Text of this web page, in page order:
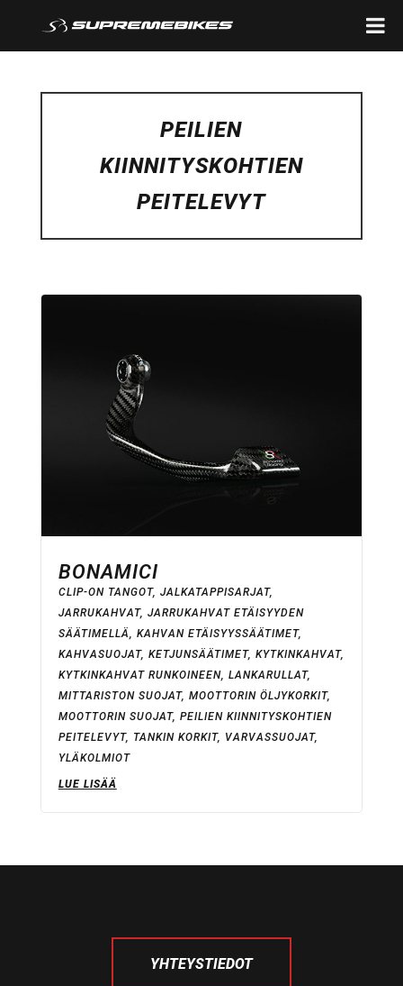
PEILIEN
KIINNITYSKOHTIEN
PEITELEVYT
BONAMICI
CLIP-ON TANGOT, JALKATAPPISARJAT,
JARRUKAHVAT, JARRUKAHVAT ETÄISYYDEN
SÄÄTIMELLÄ, KAHVAN ETÄISYYSSÄÄTIMET,
KAHVASUOJAT, KETJUNSÄÄTIMET, KYTKINKAHVAT,
KYTKINKAHVAT RUNKOINEEN, LANKARULLAT,
MITTARISTON SUOJAT, MOOTTORIN ÖLJYKORKIT,
MOOTTORIN SUOJAT, PEILIEN KIINNITYSKOHTIEN
PEITELEVYT, TANKIN KORKIT, VARVASSUOJAT,
YLÄKOLMIOT
LUE LISÄÄ
YHTEYSTIEDOT